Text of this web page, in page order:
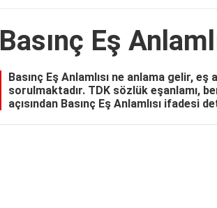
Basınç Eş
Basınç Eş Anlamlısı ne anlama gelir,
sorulmaktadır. TDK sözlük eşanlamı,
açısından Basınç Eş Anlamlısı ifadesi